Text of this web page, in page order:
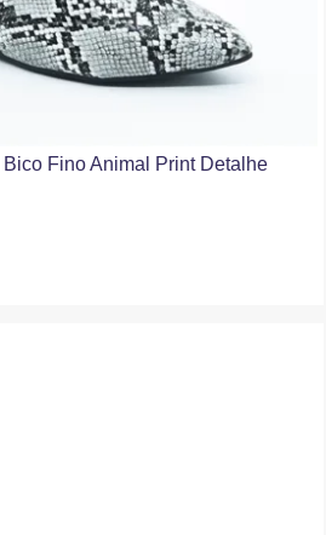
Bico Fino Animal Print Detalhe